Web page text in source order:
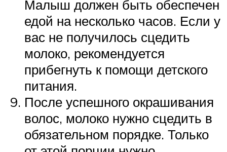
Малыш должен быть обеспечен
едой на несколько часов. Если у
вас не получилось сцедить
молоко, рекомендуется
прибегнуть к помощи детского
питания.
После успешного окрашивания
волос, молоко нужно сцедить в
обязательном порядке. Только